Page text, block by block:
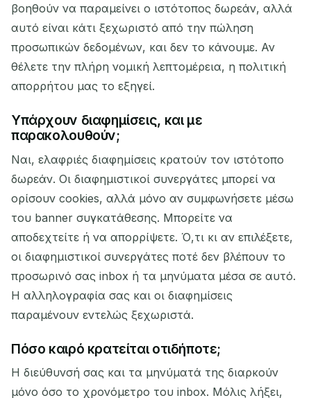
βοηθούν να παραμείνει ο ιστότοπος δωρεάν, αλλά
αυτό είναι κάτι ξεχωριστό από την πώληση
προσωπικών δεδομένων, και δεν το κάνουμε. Αν
θέλετε την πλήρη νομική λεπτομέρεια, η πολιτική
απορρήτου μας το εξηγεί.
Υπάρχουν διαφημίσεις, και με
παρακολουθούν;
Ναι, ελαφριές διαφημίσεις κρατούν τον ιστότοπο
δωρεάν. Οι διαφημιστικοί συνεργάτες μπορεί να
ορίσουν cookies, αλλά μόνο αν συμφωνήσετε μέσω
του banner συγκατάθεσης. Μπορείτε να
αποδεχτείτε ή να απορρίψετε. Ό,τι κι αν επιλέξετε,
οι διαφημιστικοί συνεργάτες ποτέ δεν βλέπουν το
προσωρινό σας inbox ή τα μηνύματα μέσα σε αυτό.
Η αλληλογραφία σας και οι διαφημίσεις
παραμένουν εντελώς ξεχωριστά.
Πόσο καιρό κρατείται οτιδήποτε;
Η διεύθυνσή σας και τα μηνύματά της διαρκούν
μόνο όσο το χρονόμετρο του inbox. Μόλις λήξει,